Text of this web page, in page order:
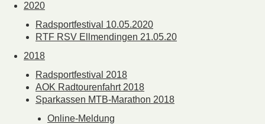
2020
Radsportfestival 10.05.2020
RTF RSV Ellmendingen 21.05.20
2018
Radsportfestival 2018
AOK Radtourenfahrt 2018
Sparkassen MTB-Marathon 2018
Online-Meldung